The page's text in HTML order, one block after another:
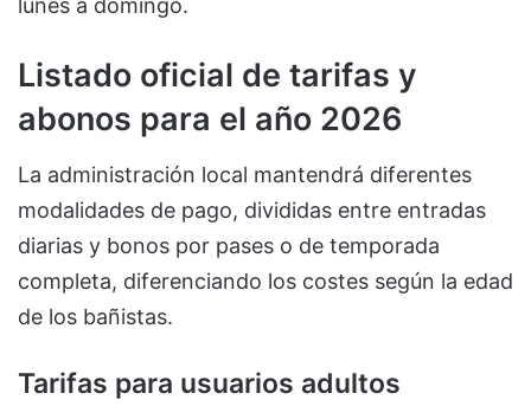
lunes a domingo.
Listado oficial de tarifas y
abonos para el año 2026
La administración local mantendrá diferentes
modalidades de pago, divididas entre entradas
diarias y bonos por pases o de temporada
completa, diferenciando los costes según la edad
de los bañistas.
Tarifas para usuarios adultos